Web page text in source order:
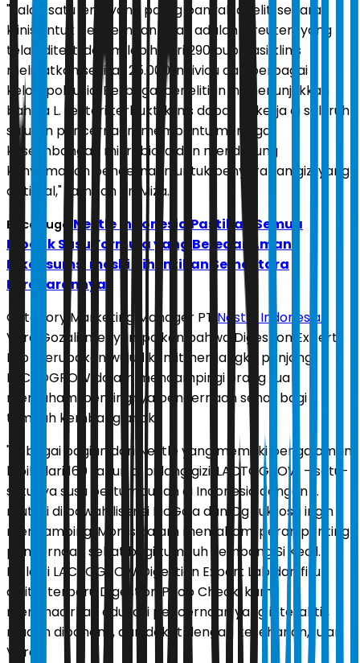
"Salah satu jenis yang paling banyak diteliti secara
klinis untuk pencernaan anak adalah L. reuteri, yang
telah diteliti dalam lebih dari 290 publikasi klinis
melibatkan sekitar 25.000 individu dari berbagai
kelompok usia. Berbagai penelitian ini menunjukkan
bahwa L. reuteri terbukti klinis dapat bekerja di seluruh
saluran pencernaan, membantu menjaga
keseimbangan mikrobiota dan mendukung
kenyamanan pencernaan untuk penyerapan gizi yang
optimal," tambah dr. Miza.
Baca Juga: Nestle Indonesia Pastikan Semua
Produk Susu Formula yang Beredar Aman
Dikonsumsi meski Dihentikan Sementara
Peredarannya
Category Marketing Manager PT Nestlé Indonesia,
Vera Gozali, menyampaikan bahwa Digestion Expert
Lab merupakan wujud komitmen jangka panjang
LACTOGROW dalam mendampingi orang tua
memahami pentingnya pencernaan sehat bagi
tumbuh kembang anak.
"Sebagai bagian dari Nestlé yang memiliki pengalaman
lebih dari 160 tahun di bidang gizi, LACTOGROW - satu-
satunya susu pertumbuhan di Indonesia dengan L.
reuteri di bawah lisensi BioGaia dan Og sukrosa ingin
mendampingi Moms dalam memahami peran penting
pencernaan sehat bagi tumbuh kembang Si Kecil.
Melalui LACTOGROW Digestion Expert Lab dan fitur
digital terbaru Digestion Poop Check, kami
menghadirkan edukasi pencernaan yang interaktif,
mudah dipahami, dan dekat dengan keseharian," ujar
Vera.